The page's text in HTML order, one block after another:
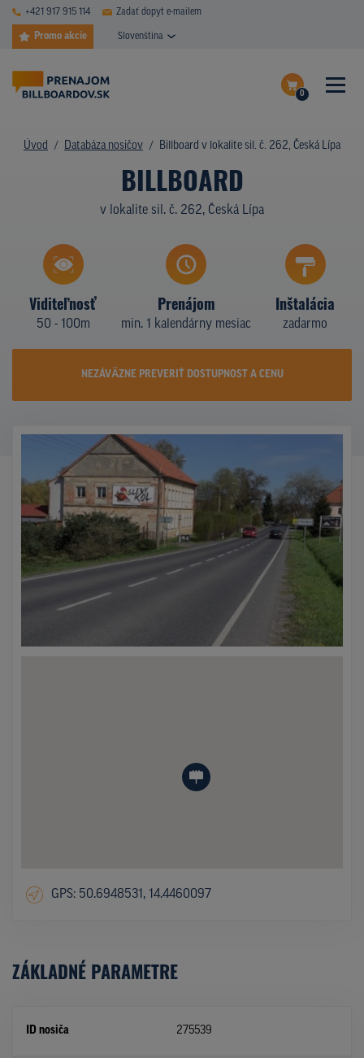
+421 917 915 114 Zadať dopyt e-mailem
Promo akcie Slovenština
0
Dokončiť dopyt
Zobraziť nosiče na mape
DATABÁZA NOSIČOV
PLOCHY V AKCII
TYPY NOSIČOV
Z PRAXE
Úvod Databáza nosičov Billboard v lokalite sil. č. 262, Česká Lípa
BILLBOARD
v lokalite sil. č. 262, Česká Lípa
Viditeľnosť
50 - 100m
Prenájom
min. 1 kalendárny mesiac
Inštalácia
zadarmo
NEZÁVÄZNE PREVERIŤ DOSTUPNOST A CENU
GPS: 50.6948531, 14.4460097
ZÁKLADNÉ PARAMETRE
ID nosiča 275539